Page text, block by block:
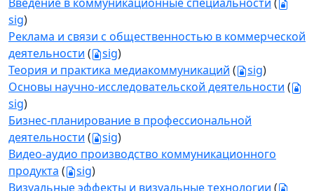
sig)
Реклама и связи с общественностью в коммерческой
деятельности ( sig)
Теория и практика медиакоммуникаций ( sig)
Основы научно-исследовательской деятельности (
sig)
Бизнес-планирование в профессиональной
деятельности ( sig)
Видео-аудио производство коммуникационного
продукта ( sig)
Визуальные эффекты и визуальные технологии (